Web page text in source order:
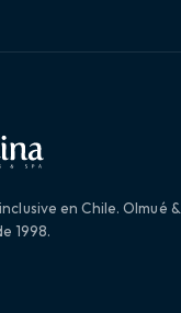
en Chile. Olmué &
1998.